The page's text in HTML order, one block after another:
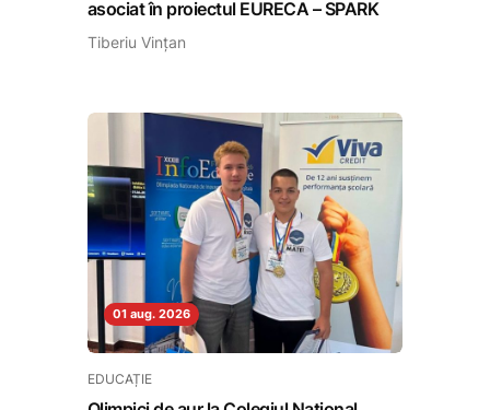
asociat în proiectul EURECA – SPARK
Tiberiu Vințan
01 aug. 2026
EDUCAȚIE